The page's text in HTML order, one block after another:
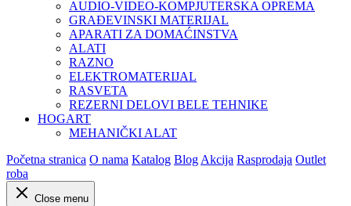
AUDIO-VIDEO-KOMPJUTERSKA OPREMA
GRAĐEVINSKI MATERIJAL
APARATI ZA DOMAĆINSTVA
ALATI
RAZNO
ELEKTROMATERIJAL
RASVETA
REZERNI DELOVI BELE TEHNIKE
HOGART
MEHANIČKI ALAT
Početna stranica O nama Katalog Blog Akcija Rasprodaja Outlet
roba
Close menu